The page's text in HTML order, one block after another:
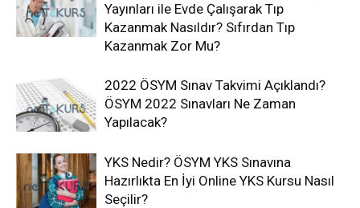
Yayınları ile Evde Çalışarak Tıp
Kazanmak Nasıldır? Sıfırdan Tıp
Kazanmak Zor Mu?
2022 ÖSYM Sınav Takvimi Açıklandı?
ÖSYM 2022 Sınavları Ne Zaman
Yapılacak?
YKS Nedir? ÖSYM YKS Sınavına
Hazırlıkta En İyi Online YKS Kursu Nasıl
Seçilir?